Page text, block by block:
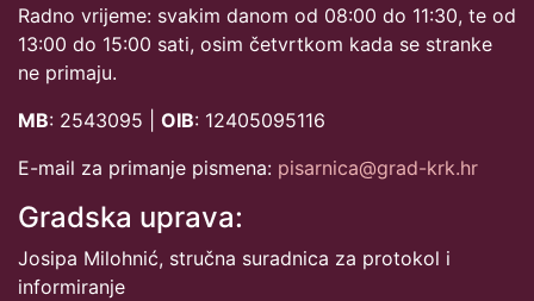
Radno vrijeme: svakim danom od 08:00 do 11:30, te od
13:00 do 15:00 sati, osim četvrtkom kada se stranke
ne primaju.
MB: 2543095 | OIB: 12405095116
E-mail za primanje pismena: pisarnica@grad-krk.hr
Gradska uprava:
Josipa Milohnić, stručna suradnica za protokol i
informiranje